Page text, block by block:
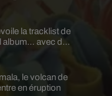
la tracklist de
album… avec des
le volcan de
en éruption